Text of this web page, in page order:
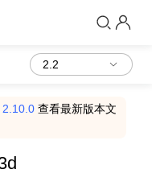
2.10.0 查看最新版本文